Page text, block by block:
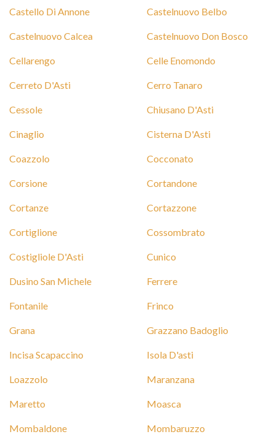
Castello Di Annone Castelnuovo Belbo
Castelnuovo Calcea Castelnuovo Don Bosco
Cellarengo Celle Enomondo
Cerreto D'Asti Cerro Tanaro
Cessole Chiusano D'Asti
Cinaglio Cisterna D'Asti
Coazzolo Cocconato
Corsione Cortandone
Cortanze Cortazzone
Cortiglione Cossombrato
Costigliole D'Asti Cunico
Dusino San Michele Ferrere
Fontanile Frinco
Grana Grazzano Badoglio
Incisa Scapaccino Isola D'asti
Loazzolo Maranzana
Maretto Moasca
Mombaldone Mombaruzzo